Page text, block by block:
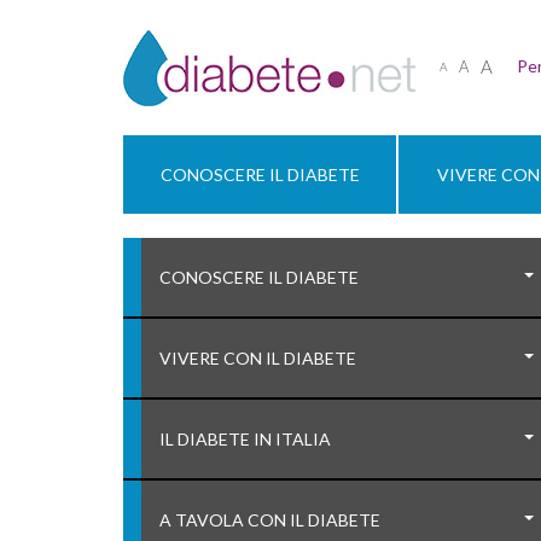
A A A
CONOSCERE IL DIABETE VIVERE
CONOSCERE IL DIABETE
VIVERE CON IL DIABETE
IL DIABETE IN ITALIA
A TAVOLA CON IL DIABETE